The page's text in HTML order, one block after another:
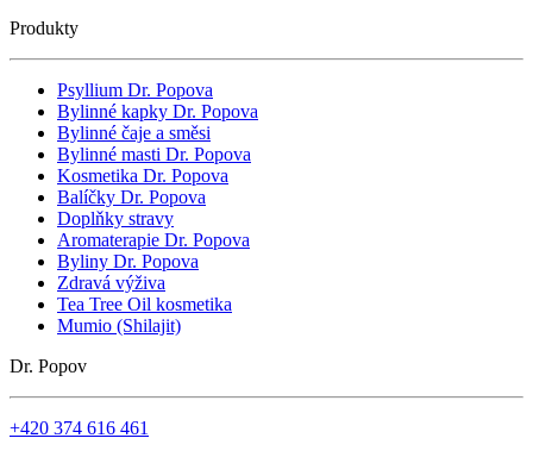
Produkty
Psyllium Dr. Popova
Bylinné kapky Dr. Popova
Bylinné čaje a směsi
Bylinné masti Dr. Popova
Kosmetika Dr. Popova
Balíčky Dr. Popova
Doplňky stravy
Aromaterapie Dr. Popova
Byliny Dr. Popova
Zdravá výživa
Tea Tree Oil kosmetika
Mumio (Shilajit)
Dr. Popov
+420 374 616 461